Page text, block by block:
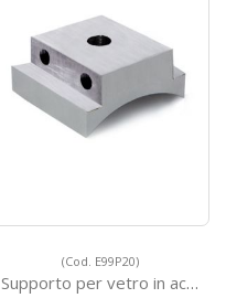
(Cod. E99P20)
Supporto per vetro in acciao E99P20